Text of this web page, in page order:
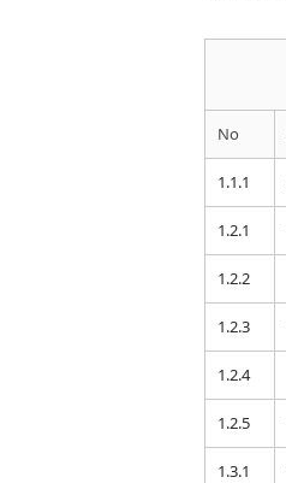
No
1.1.1
1.2.1
1.2.2
1.2.3
1.2.4
1.2.5
1.3.1